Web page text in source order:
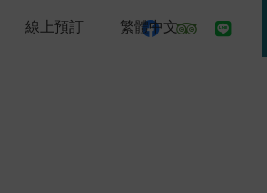
線上預訂 繁體中文